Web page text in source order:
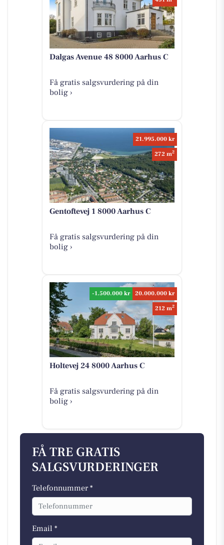
Dalgas Avenue 48 8000 Aarhus C
Få gratis salgsvurdering på din
bolig ›
21.995.000 kr
272 m2
Gentoftevej 1 8000 Aarhus C
Få gratis salgsvurdering på din
bolig ›
-1.500.000 kr
20.000.000 kr
212 m2
Holtevej 24 8000 Aarhus C
Få gratis salgsvurdering på din
bolig ›
FÅ TRE GRATIS
SALGSVURDERINGER
Telefonnummer *
Email *